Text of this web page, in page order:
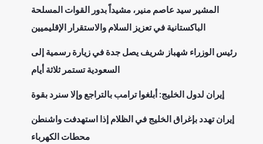
المشير سيد عاصم منير، مشيداً بدور القوات المسلحة
الباكستانية في تعزيز السلام والاستقرار الإقليميين
رئيس الوزراء شهباز شريف يصل جدة في زيارة رسمية إلى
السعودية تستمر ثلاثة أيام
إيران لدول الخليج: أبلغوا ترامب بالتراجع وإلا سنرد بقوة
إيران تهدد بإغراق الخليج في الظلام إذا استهدفت واشنطن
محطات الكهرباء